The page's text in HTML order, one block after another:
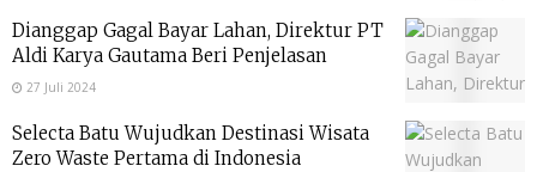
Dianggap Gagal Bayar Lahan, Direktur PT
Aldi Karya Gautama Beri Penjelasan
27 Juli 2024
Selecta Batu Wujudkan Destinasi Wisata
Zero Waste Pertama di Indonesia